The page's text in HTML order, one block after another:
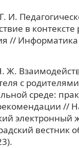
И.
в
//
Ж.
с
среде:
//
электронный
вестник